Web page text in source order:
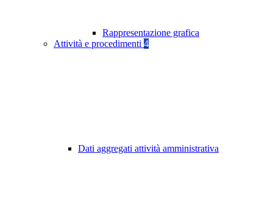
Rappresentazione grafica
Attività e procedimenti 4
Dati aggregati attività amministrativa